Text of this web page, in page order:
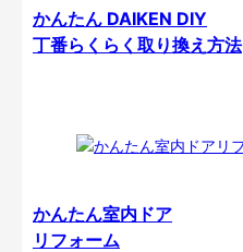
かんたん DAIKEN DIY
丁番らくらく取り換え方法
かんたん室内ドア
リフォーム